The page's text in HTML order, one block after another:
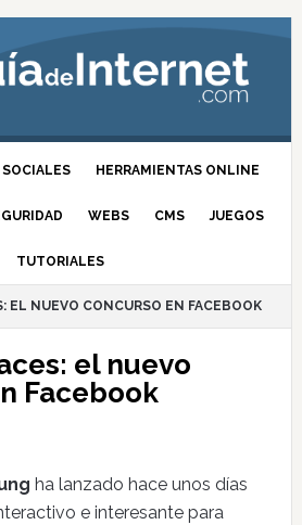
SOCIALES HERRAMIENTAS ONLINE
WEBS CMS JUEGOS
TUTORIALES
EL NUEVO CONCURSO EN FACEBOOK
el nuevo
Facebook
ha lanzado hace unos días
e interesante para